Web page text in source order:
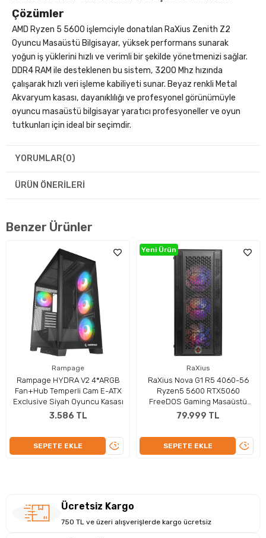
Çözümler
AMD Ryzen 5 5600 işlemciyle donatılan RaXius Zenith Z2
Oyuncu Masaüstü Bilgisayar, yüksek performans sunarak
yoğun iş yüklerini hızlı ve verimli bir şekilde yönetmenizi sağlar.
DDR4 RAM ile desteklenen bu sistem, 3200 Mhz hızında
çalışarak hızlı veri işleme kabiliyeti sunar. Beyaz renkli Metal
Akvaryum kasası, dayanıklılığı ve profesyonel görünümüyle
oyuncu masaüstü bilgisayar yaratıcı profesyoneller ve oyun
tutkunları için ideal bir seçimdir.
Güçlü PSU Ile Dayanıklı Ve Enerji Verimli
Tasarım
gücündeki güç kaynağı ile en zorlu görevlerin üstesinden
gelmenizi sağlayacak enerji verimliliği sunar. Beyaz renkli
GeForce RTX 3050 (8 GB GDDR6) bellekle desteklenerek oyun
ve grafik işleme deneyiminizi en üst seviyeye taşır. Bu yapı,
YORUMLAR(0)
ÜRÜN ÖNERILERI
Benzer Ürünler
Rampage
Rampage HYDRA V2 4*ARGB
Fan+Hub Temperli Cam E-ATX
Exclusive Siyah Oyuncu Kasası
3.586 TL
SEPETE EKLE
ÜRÜNÜ
RaXius
RaXius Nova G1 R5 4060-56
Ryzen5 5600 RTX5060
FreeDOS Gaming Masaüstü
Bilgisayar (Ram ve Disk Yok)
79.999 TL
SEPETE EKLE
Yeni Ürün
Ücretsiz Kargo
750 TL ve üzeri alışverişlerde kargo ücretsiz